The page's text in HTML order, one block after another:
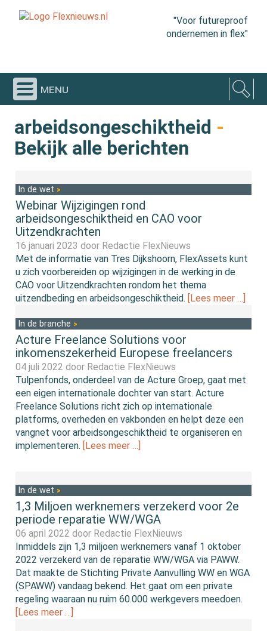
"Voor futureproof
ondernemen in flex"
menu
arbeidsongeschiktheid -
Bekijk alle berichten
In de wet
Webinar Wijzigingen rond
arbeidsongeschiktheid en CAO voor
Uitzendkrachten
16 januari 2023 door Redactie FlexNieuws
Met de informatie van Tres Dijkshoorn, FlexAssets kunt
u zich voorbereiden op wijzigingen in de werking in de
CAO voor Uitzendkrachten rondom het thema
uitzendbeding en arbeidsongeschiktheid. [Lees meer …]
In de branche
Acture Freelance Solutions voor
inkomenszekerheid Europese freelancers
04 juli 2022 door Redactie FlexNieuws
Tulpenfonds, onderdeel van de Acture Groep, gaat met
een eigen internationale dochter van start. Acture
Freelance Solutions richt zich op internationale
platforms, overheden en vakbonden en helpt deze een
vangnet voor arbeidsongeschiktheid te organiseren en
implementeren. [Lees meer …]
In de wet
1,3 Miljoen werknemers verzekerd voor 2e
periode reparatie WW/WGA
06 april 2022 door Redactie FlexNieuws
Inmiddels zijn 1,3 miljoen werknemers vanaf 1 oktober
2022 verzekerd van de reparatie WW/WGA via PAWW.
Dat maakte de Stichting Private Aanvulling WW en WGA
(SPAWW) vandaag bekend. Het gaat om een private
regeling waaraan nu ruim 60.000 werkgevers meedoen.
[Lees meer …]